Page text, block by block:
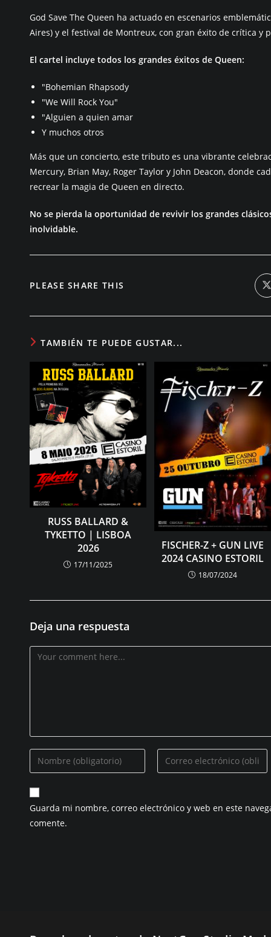
God Save The Queen ha actuado en escenarios
Aires) y el festival de Montreux, con gran éxito de crítica y
El cartel incluye todos los grandes éxitos de Queen:
"Bohemian Rhapsody
"We Will Rock You"
"Alguien a quien amar
Y muchos otros
Más que un concierto, este tributo es una vibrante
Mercury, Brian May, Roger Taylor y John Deacon, donde
recrear la magia de Queen en directo.
No se pierda la oportunidad de revivir los grandes
inolvidable.
PLEASE SHARE THIS
TAMBIÉN TE PUEDE GUSTAR...
RUSS BALLARD &
TYKETTO | LISBOA
2026
17/11/2025
FISCHER-Z + GUN LIVE
2024 CASINO ESTORIL
18/07/2024
Deja una respuesta
Comentario
Introduzca
su
nombre
o
Introduzca
su
Guarda mi nombre, correo electrónico y web en este
comente.